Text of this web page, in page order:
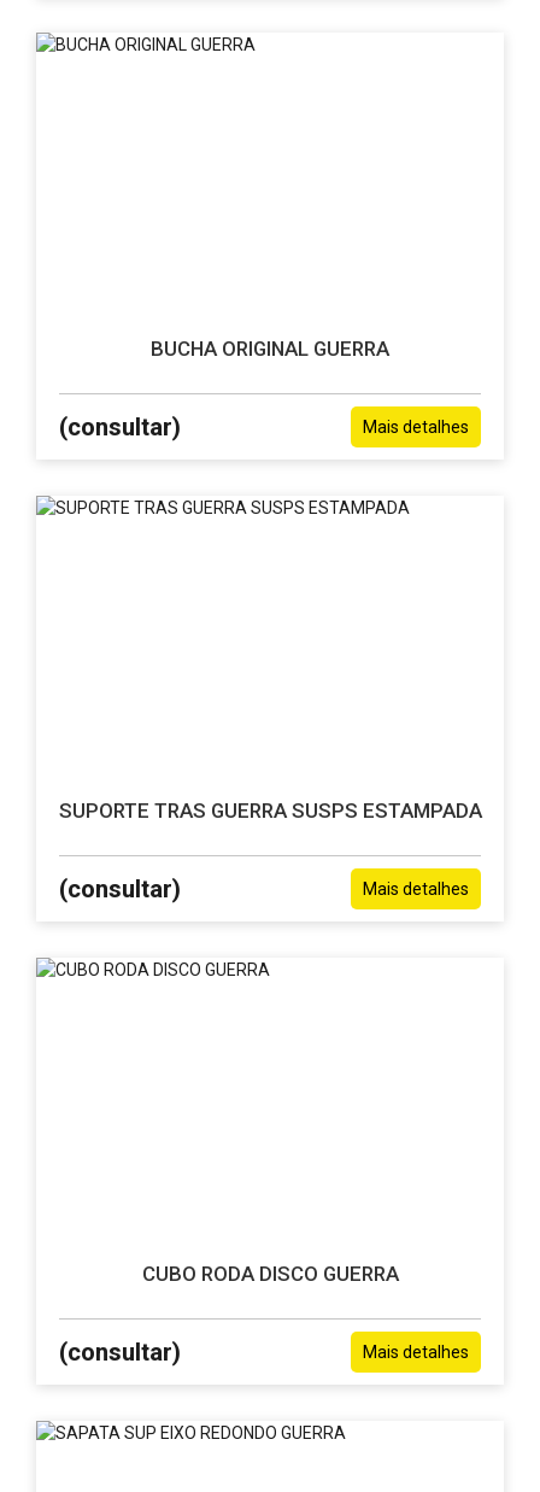
BUCHA ORIGINAL GUERRA
(consultar) Mais detalhes
SUPORTE TRAS GUERRA SUSPS ESTAMPADA
(consultar) Mais detalhes
CUBO RODA DISCO GUERRA
(consultar) Mais detalhes